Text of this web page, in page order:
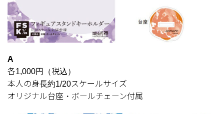
A
各1,000円（税込）
本人の身長約1/20スケールサイズ
オリジナル台座・ボールチェーン付属